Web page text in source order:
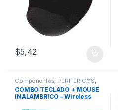
$5,42
Componentes PERIFÉRICOS
Mouse,Teclados
COMBO TECLADO + MOUSE
INALAMBRICO – Wireless